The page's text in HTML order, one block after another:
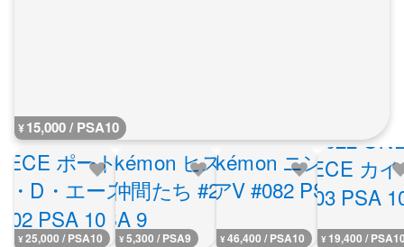
¥15,000 / PSA10
¥25,000 / PSA10 ¥5,300 / PSA9 ¥46,400 / PSA10 ¥ 19,400 /